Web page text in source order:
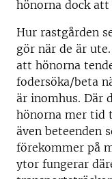
hönorna dock att
Hur rastgården
gör när de är
att hönorna
fodersöka/beta
är inomhus. Där
hönorna mer tid
även beteenden
förekommer på
ytor fungerar